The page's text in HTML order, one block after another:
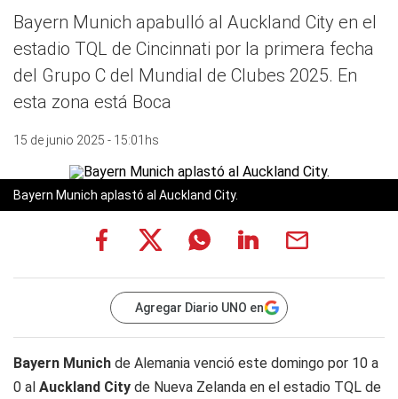
Bayern Munich apabulló al Auckland City en el
estadio TQL de Cincinnati por la primera fecha
del Grupo C del Mundial de Clubes 2025. En
esta zona está Boca
15 de junio 2025 - 15:01hs
Bayern Munich aplastó al Auckland City.
Agregar Diario UNO en
Bayern Munich de Alemania venció este domingo por 10 a
0 al Auckland City de Nueva Zelanda en el estadio TQL de